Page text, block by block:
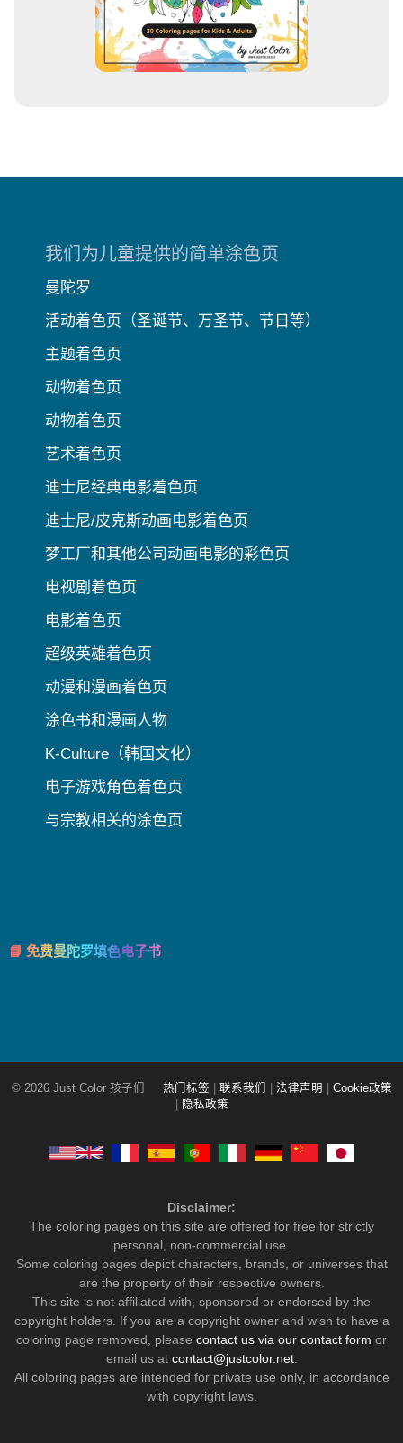
我们为儿童提供的简单涂色页
曼陀罗
活动着色页（圣诞节、万圣节、节日等）
主题着色页
动物着色页
动物着色页
艺术着色页
迪士尼经典电影着色页
迪士尼/皮克斯动画电影着色页
梦工厂和其他公司动画电影的彩色页
电视剧着色页
电影着色页
超级英雄着色页
动漫和漫画着色页
涂色书和漫画人物
K-Culture（韩国文化）
电子游戏角色着色页
与宗教相关的涂色页
📘 免费曼陀罗填色电子书
© 2026 Just Color 孩子们 热门标签 联系我们 法律声明
Cookie政策
隐私政策
Disclaimer:
The coloring pages on this site are offered for free for strictly
personal, non-commercial use.
Some coloring pages depict characters, brands, or universes that
are the property of their respective owners.
This site is not affiliated with, sponsored or endorsed by the
copyright holders. If you are a copyright owner and wish to have a
coloring page removed, please contact us via our contact form or
email us at contact@justcolor.net.
All coloring pages are intended for private use only, in accordance
with copyright laws.